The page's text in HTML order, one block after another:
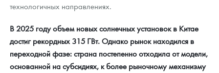
технологичных направлениях.
В 2025 году объем новых солнечных установок в Китае
достиг рекордных 315 ГВт. Однако рынок находился в
переходной фазе: страна постепенно отходила от модели,
основанной на субсидиях, к более рыночному механизму